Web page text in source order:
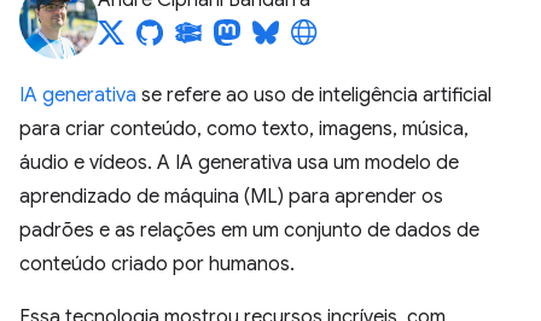
IA generativa se refere ao uso de inteligência artificial
para criar conteúdo, como texto, imagens, música,
áudio e vídeos. A IA generativa usa um modelo de
aprendizado de máquina (ML) para aprender os
padrões e as relações em um conjunto de dados de
conteúdo criado por humanos.